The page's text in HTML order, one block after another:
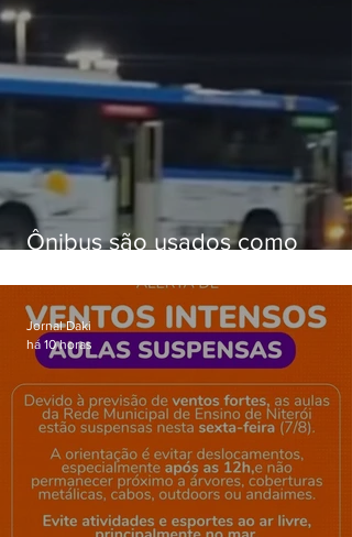
Ônibus são usados como
Gardênia Azul
Jornal Daki
há 10 horas